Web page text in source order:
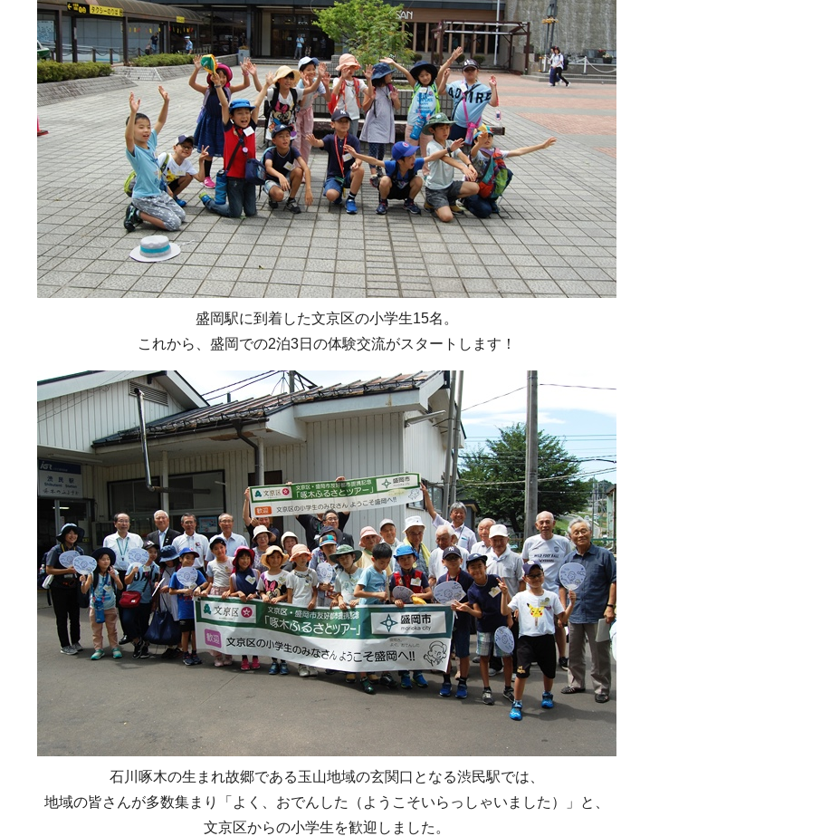
盛岡駅に到着した文京区の小学生15名。
これから、盛岡での2泊3日の体験交流がスタートします！
石川啄木の生まれ故郷である玉山地域の玄関口となる渋民駅では、
地域の皆さんが多数集まり「よく、おでんした（ようこそいらっしゃいました）」と、
文京区からの小学生を歓迎しました。